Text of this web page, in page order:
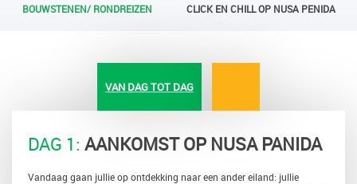
BOUWSTENEN/ RONDREIZEN CLICK EN CHILL OP NUSA PENIDA
VAN DAG TOT DAG
DAG 1: AANKOMST OP NUSA PANIDA
Vandaag gaan jullie op ontdekking naar een ander eiland: jullie